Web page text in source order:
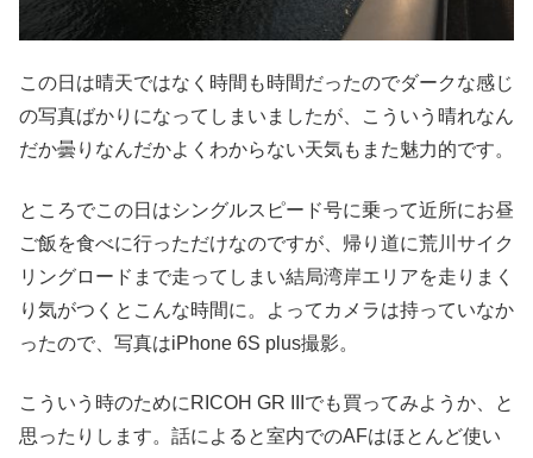
この日は晴天ではなく時間も時間だったのでダークな感じ
の写真ばかりになってしまいましたが、こういう晴れなん
だか曇りなんだかよくわからない天気もまた魅力的です。
ところでこの日はシングルスピード号に乗って近所にお昼
ご飯を食べに行っただけなのですが、帰り道に荒川サイク
リングロードまで走ってしまい結局湾岸エリアを走りまく
り気がつくとこんな時間に。よってカメラは持っていなか
ったので、写真はiPhone 6S plus撮影。
こういう時のためにRICOH GR IIIでも買ってみようか、と
思ったりします。話によると室内でのAFはほとんど使い